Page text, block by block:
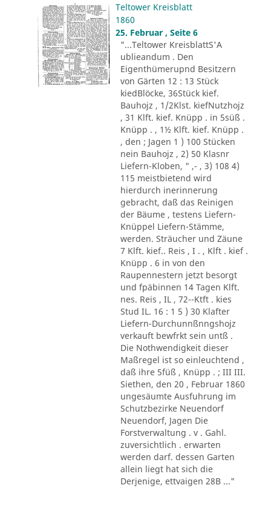
Teltower Kreisblatt
1860
25. Februar , Seite 6
"...Teltower KreisblattS'A
ublieandum . Den
Eigenthümerupnd Besitzern
von Gärten 12 : 13 Stück
kiedBlöcke, 36Stück kief.
Bauhojz , 1/2Klst. kiefNutzhojz
, 31 Klft. kief. Knüpp . in 5süß .
Knüpp . , 1½ Klft. kief. Knüpp .
, den ; Jagen 1 ) 100 Stücken
nein Bauhojz , 2) 50 Klasnr
Liefern-Kloben, " ,- , 3) 108 4)
115 meistbietend wird
hierdurch inerinnerung
gebracht, daß das Reinigen
der Bäume , testens Liefern-
Knüppel Liefern-Stämme,
werden. Sträucher und Zäune
7 Klft. kief.. Reis , I . , Klft . kief .
Knüpp . 6 in von den
Raupennestern jetzt besorgt
und fpäbinnen 14 Tagen Klft.
nes. Reis , IL , 72--Ktft . kies
Stud IL. 16 : 1 5 ) 30 Klafter
Liefern-Durchunnßnngshojz
verkauft bewfrkt sein untß .
Die Nothwendigkeit dieser
Maßregel ist so einleuchtend ,
daß ihre 5füß , Knüpp . ; III III.
Siethen, den 20 , Februar 1860
ungesäumte Ausfuhrung im
Schutzbezirke Neuendorf
Neuendorf, Jagen Die
Forstverwaltung . v . Gahl.
zuversichtlich . erwarten
werden darf. dessen Garten
allein liegt hat sich die
Derjenige, ettvaigen 28B ..."